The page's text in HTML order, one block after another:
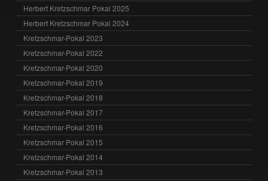
Herbert Kretzschmar Pokal 2025
Herbert Kretzschmar Pokal 2024
Kretzschmar-Pokal 2023
Kretzschmar-Pokal 2022
Kretzschmar-Pokal 2020
Kretzschmar-Pokal 2019
Kretzschmar-Pokal 2018
Kretzschmar-Pokal 2017
Kretzschmar-Pokal 2016
Kretzschmar Pokal 2015
Kretzschmar-Pokal 2014
Kretzschmar-Pokal 2013